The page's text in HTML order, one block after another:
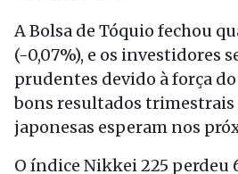
A Bolsa de Tóquio fechou
(-0,07%), e os investidores
prudentes devido à força
bons resultados trimestrais
japonesas esperam nos
O índice Nikkei 225 perdeu